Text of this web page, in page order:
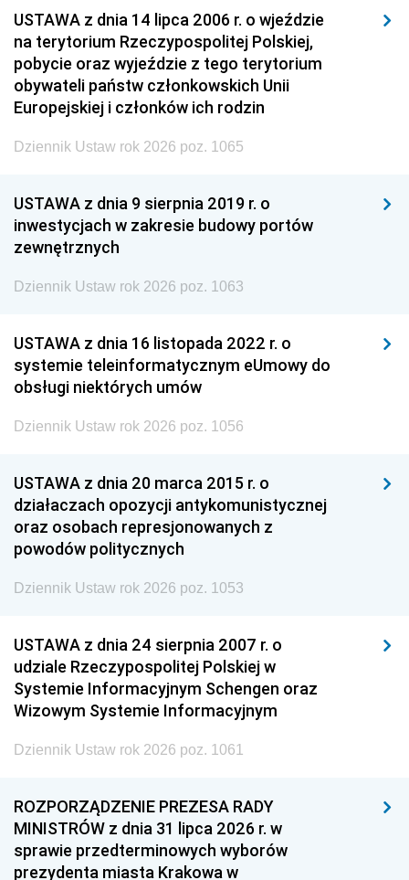
USTAWA z dnia 14 lipca 2006 r. o wjeździe
na terytorium Rzeczypospolitej Polskiej,
pobycie oraz wyjeździe z tego terytorium
obywateli państw członkowskich Unii
Europejskiej i członków ich rodzin
Dziennik Ustaw rok 2026 poz. 1065
USTAWA z dnia 9 sierpnia 2019 r. o
inwestycjach w zakresie budowy portów
zewnętrznych
Dziennik Ustaw rok 2026 poz. 1063
USTAWA z dnia 16 listopada 2022 r. o
systemie teleinformatycznym eUmowy do
obsługi niektórych umów
Dziennik Ustaw rok 2026 poz. 1056
USTAWA z dnia 20 marca 2015 r. o
działaczach opozycji antykomunistycznej
oraz osobach represjonowanych z
powodów politycznych
Dziennik Ustaw rok 2026 poz. 1053
USTAWA z dnia 24 sierpnia 2007 r. o
udziale Rzeczypospolitej Polskiej w
Systemie Informacyjnym Schengen oraz
Wizowym Systemie Informacyjnym
Dziennik Ustaw rok 2026 poz. 1061
ROZPORZĄDZENIE PREZESA RADY
MINISTRÓW z dnia 31 lipca 2026 r. w
sprawie przedterminowych wyborów
prezydenta miasta Krakowa w